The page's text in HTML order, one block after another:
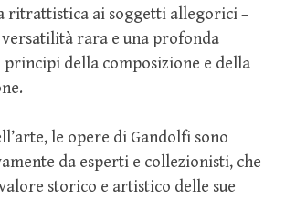
ritrattistica ai soggetti allegorici –
rara e una profonda
principi della composizione e della
le opere di Gandolfi sono
da esperti e collezionisti, che
storico e artistico delle sue